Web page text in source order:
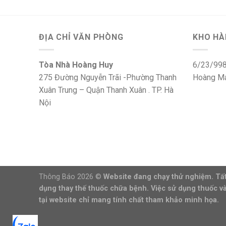
ĐỊA CHỈ VĂN PHÒNG
Tòa Nhà Hoàng Huy
275 Đường Nguyễn Trãi -Phường Thanh
Xuân Trung – Quận Thanh Xuân . TP. Hà
Nội
KHO
6/23/
Hoàng
Thông Báo 2026 © Website đang chạy thử nghiệm.
dụng thay thế thuốc chữa bệnh. Việc sử dụng thuốc
tại website chỉ mang tính chất tham khảo minh họa.